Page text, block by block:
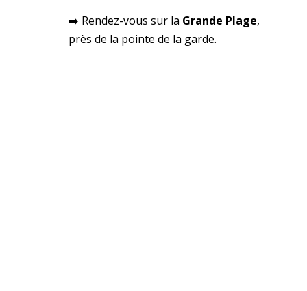
➡️ Rendez-vous sur la Grande Plage,
près de la pointe de la garde.